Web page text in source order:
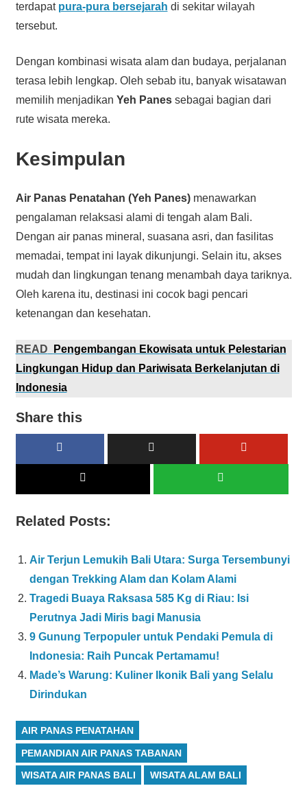
terdapat pura-pura bersejarah di sekitar wilayah
tersebut.
Dengan kombinasi wisata alam dan budaya, perjalanan
terasa lebih lengkap. Oleh sebab itu, banyak wisatawan
memilih menjadikan Yeh Panessebagai bagian dari
rute wisata mereka.
Kesimpulan
Air Panas Penatahan (Yeh Panes)menawarkan
pengalaman relaksasi alami di tengah alam Bali.
Dengan air panas mineral, suasana asri, dan fasilitas
memadai, tempat ini layak dikunjungi. Selain itu, akses
mudah dan lingkungan tenang menambah daya tariknya.
Oleh karena itu, destinasi ini cocok bagi pencari
ketenangan dan kesehatan.
READ
Pengembangan Ekowisata untuk Pelestarian
Lingkungan Hidup dan Pariwisata Berkelanjutan di
Indonesia
Share this
Related Posts:
Air Terjun Lemukih Bali Utara: Surga Tersembunyi
dengan Trekking Alam dan Kolam Alami
Tragedi Buaya Raksasa 585 Kg di Riau: Isi
Perutnya Jadi Miris bagi Manusia
9 Gunung Terpopuler untuk Pendaki Pemula di
Indonesia: Raih Puncak Pertamamu!
Made’s Warung: Kuliner Ikonik Bali yang Selalu
Dirindukan
AIR PANAS PENATAHAN
PEMANDIAN AIR PANAS TABANAN
WISATA AIR PANAS BALI WISATA ALAM BALI